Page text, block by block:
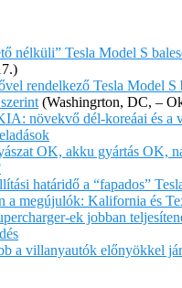
nélküli” Tesla Model S
rendelkező Tesla Model S
(Washingrton, DC, –
növekvő dél-koreáai és a
OK, akku gyártás OK,
határidő a “fapados”
a megújulók: Kalifornia és
ek jobban
a villanyautók előnyökkel